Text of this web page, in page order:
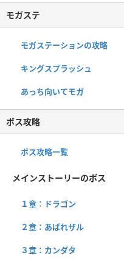
モガステ
モガステーションの攻略
キングスプラッシュ
あっち向いてモガ
ボス攻略
ボス攻略一覧
メインストーリーのボス
１章：ドラゴン
２章：あばれザル
３章：カンダタ